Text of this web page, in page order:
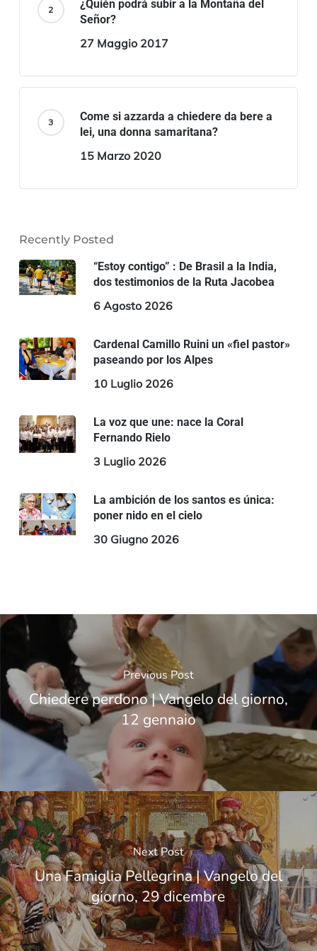
¿Quién podrá subir a la Montaña del
Señor?
27 Maggio 2017
Come si azzarda a chiedere da bere a
lei, una donna samaritana?
15 Marzo 2020
Recently Posted
“Estoy contigo” : De Brasil a la India,
dos testimonios de la Ruta Jacobea
6 Agosto 2026
Cardenal Camillo Ruini un «fiel pastor»
paseando por los Alpes
10 Luglio 2026
La voz que une: nace la Coral
Fernando Rielo
3 Luglio 2026
La ambición de los santos es única:
poner nido en el cielo
30 Giugno 2026
Previous Post
Chiedere perdono | Vangelo del giorno,
12 gennaio
Next Post
Una Famiglia Pellegrina | Vangelo del
giorno, 29 dicembre